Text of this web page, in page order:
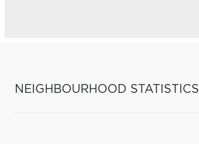
NEIGHBOURHOOD STATISTICS